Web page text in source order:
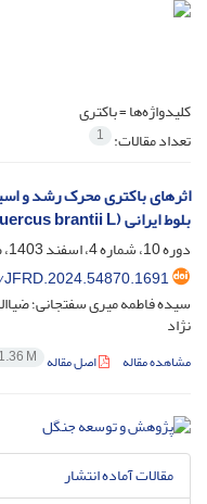
کلیدواژه‌ها =باکتری
تعداد مقالات: 1
اثرهای باکتری محرک رشد و
بلوط ایرانی (Quercus brantii L.) تحت خشکی
دوره 10، شماره 4، اسفند 1403، صفحه
سیده فاطمه میری سفتجانی؛
نژاد
مشاهده مقاله اصل مقاله 1.36 M
مقالات آماده انتشار